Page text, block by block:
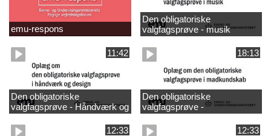
emu-respons
Den obligatoriske
valgfagsprøve - musik
11:42
Den obligatoriske
valgfagsprøve - Håndværk og
design
18:13
Den obligatoriske
valgfagsprøve -
madkundskab
12:33
12:33